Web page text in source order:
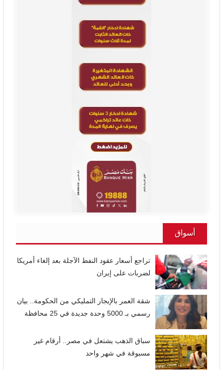
أسواق
تراجع أسعار عقود النفط الآجلة بعد إلغاء أمريكا
لضربات على إيران
شقة العمر بالإيجار التمليكي من الحكومة.. بيان
رسمي بـ 5000 وحدة جديدة في 25 محافظة
سباق الذهب يشتعل في مصر.. أرقام غير
مسبوقة في شهر واحد